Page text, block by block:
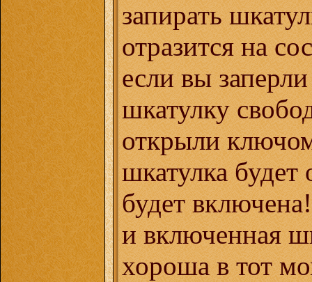
запирать
отразится на
если вы
шкатулку
открыли
шкатулка
будет
и включенная
хороша в тот